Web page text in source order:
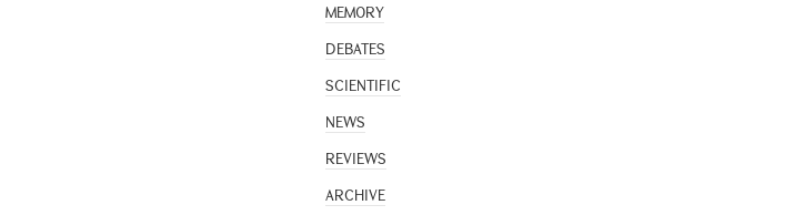
MEMORY
DEBATES
SCIENTIFIC
NEWS
REVIEWS
ARCHIVE